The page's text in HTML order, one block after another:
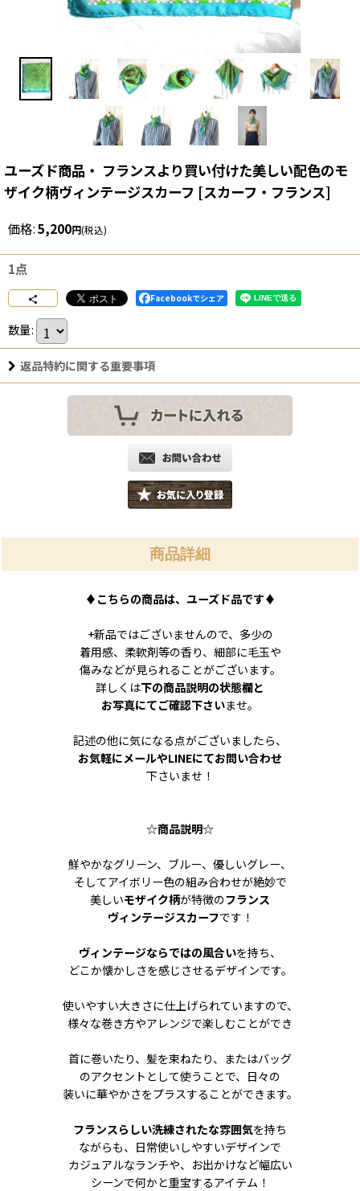
ユーズド商品・ フランスより買い付けた美しい配色のモ
ザイク柄ヴィンテージスカーフ [スカーフ・フランス]
価格:5,200円(税込)
1点
Facebookでシェア
数量:
返品特約に関する重要事項
商品詳細
♦ こちらの商品は、ユーズド品です♦
+新品ではございませんので、多少の
着用感、柔軟剤等の香り、細部に毛玉や
傷みなどが見られることがございます。
詳しくは下の商品説明の状態欄と
お写真にてご確認下さいませ。
記述の他に気になる点がございましたら、
お気軽にメールやLINEにてお問い合わせ
下さいませ！
☆商品説明☆
鮮やかなグリーン、ブルー、優しいグレー、
そしてアイボリー色の組み合わせが絶妙で
美しいモザイク柄が特徴のフランス
ヴィンテージスカーフです！
ヴィンテージならではの風合いを持ち、
どこか懐かしさを感じさせるデザインです。
使いやすい大きさに仕上げられていますので、
様々な巻き方やアレンジで楽しむことができ
首に巻いたり、髪を束ねたり、またはバッグ
のアクセントとして使うことで、日々の
装いに華やかさをプラスすることができます。
フランスらしい洗練されたな雰囲気を持ち
ながらも、日常使いしやすいデザインで
カジュアルなランチや、お出かけなど幅広い
シーンで何かと重宝するアイテム！